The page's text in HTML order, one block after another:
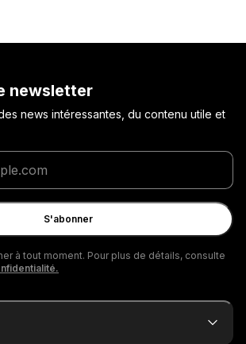
newsletter
news intéressantes, du contenu utile et
S'abonner
à tout moment. Pour plus de détails, consulte